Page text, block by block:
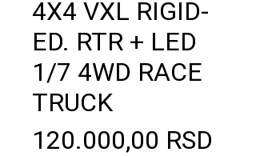
4X4 VXL RIGID-
ED. RTR + LED
1/7 4WD RACE
TRUCK
120.000,00 RSD